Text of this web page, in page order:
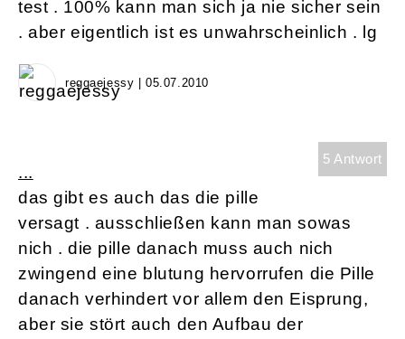
test . 100% kann man sich ja nie sicher sein
. aber eigentlich ist es unwahrscheinlich . lg
reggaejessy | 05.07.2010
5 Antwort
...
das gibt es auch das die pille
versagt . ausschließen kann man sowas
nich . die pille danach muss auch nich
zwingend eine blutung hervorrufen die Pille
danach verhindert vor allem den Eisprung,
aber sie stört auch den Aufbau der